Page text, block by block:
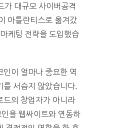
가 대규모 사이버공격
아틀란티스로 옮겨갔
케팅 전략을 도입했습
이 얼마나 중요한 역
를 서슴지 않았습니다.
드의 창업자가 아니라
을 웹싸이트와 연동하